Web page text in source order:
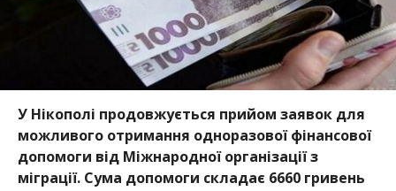
повідомляє міськрада Нікополя, передає
Інформатор.
Рішення про виплату, або відмова у виплаті
приймається Міжнародною організацією з міграції
не раніше 3-х тижнів з моменту реєстрації.